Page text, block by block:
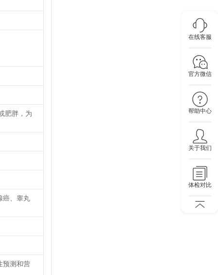
在线客服
官方微信
帮助中心
关于我们
体检对比
肥胖，为
癌、睾丸
预测和营